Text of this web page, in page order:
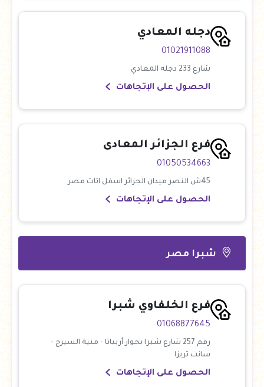
دجله المعادي
01021911088
شارع 233 دجله المعادي
الحصول على الإتجاهات
فرع الجزائر المعادى
01050534663
45ش النصر ميدان الجزائر اسفل اثاث مصر
الحصول على الإتجاهات
شبرا مصر
فرع الخلفاوي شبرا
01068877645
رقم 257 شارع شبرا بجوار أربياتا - منية السيرج -
سانت تريزا
الحصول على الإتجاهات